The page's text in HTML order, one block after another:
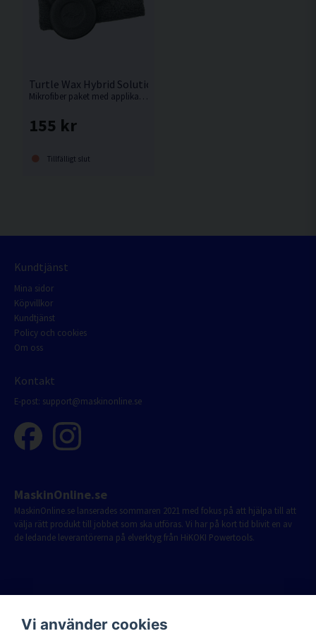
Turtle Wax Hybrid Solutions Mikrofiberkit
Mikrofiber paket med applikatorsvampar och en mikrofiberduk.
155 kr
Tillfälligt slut
Kundtjänst
Mina sidor
Köpvillkor
Kundtjänst
Policy och cookies
Om oss
Kontakt
E-post: support@maskinonline.se
MaskinOnline.se
MaskinOnline.se lanserades sommaren 2021 med fokus på att hjälpa till att
välja rätt produkt till jobbet som ska utföras. Vi har på kort tid blivit en av
de ledande leverantörerna på elverktyg från HiKOKI Powertools.
Vi använder cookies